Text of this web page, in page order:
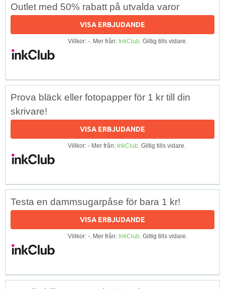
Outlet med 50% rabatt på utvalda varor
VISA ERBJUDANDE
Villkor: -. Mer från: InkClub. Giltig tills vidare.
Prova bläck eller fotopapper för 1 kr till din
skrivare!
VISA ERBJUDANDE
Villkor: - Mer från: InkClub. Giltig tills vidare.
Testa en dammsugarpåse för bara 1 kr!
VISA ERBJUDANDE
Villkor: -. Mer från: InkClub. Giltig tills vidare.